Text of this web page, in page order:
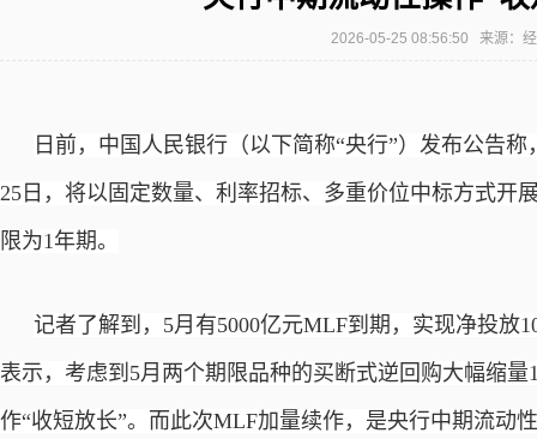
2026-05-25 08:56:50 来源：
日前，中国人民银行（以下简称“央行”）发布公告称
25日，将以固定数量、利率招标、多重价位中标方式开
限为1年期。
记者了解到， 5月有5000亿元MLF到期，实现净投放
表示，考虑到5月两个期限品种的买断式逆回购大幅缩
作“收短放长”。而此次MLF加量续作，是央行中期流动